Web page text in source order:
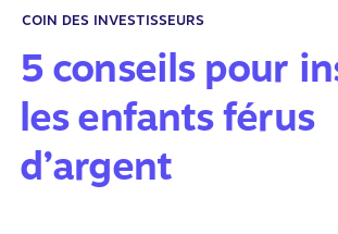
COIN DES INVESTISSEURS
5 conseils pour
les enfants férus
d’argent